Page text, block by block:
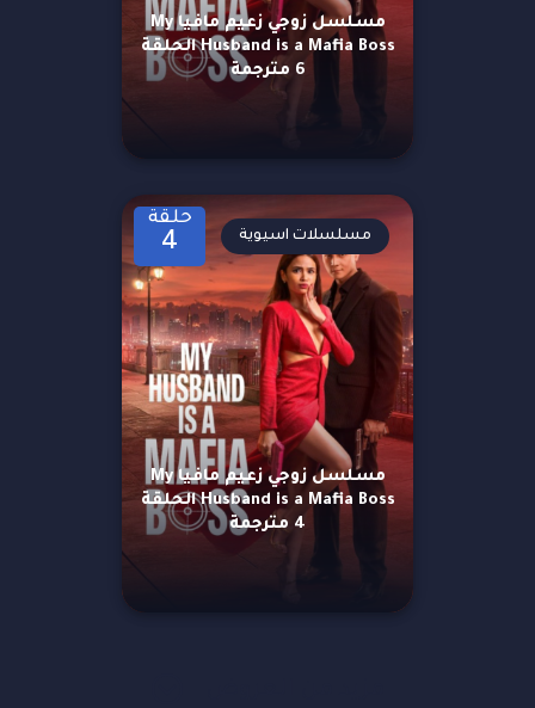
مسلسل زوجي زعيم مافيا My
Husband is a Mafia Boss الحلقة
6 مترجمة
حلقة
4
مسلسل زوجي زعيم مافيا My
Husband is a Mafia Boss الحلقة
4 مترجمة
مسلسلات اسيوية